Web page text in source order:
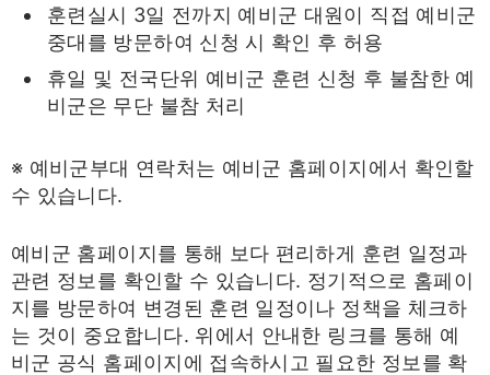
훈련실시 3일 전까지 예비군 대원이 직접 예비군
중대를 방문하여 신청 시 확인 후 허용
휴일 및 전국단위 예비군 훈련 신청 후 불참한 예
비군은 무단 불참 처리
※ 예비군부대 연락처는 예비군 홈페이지에서 확인할
수 있습니다.
예비군 홈페이지를 통해 보다 편리하게 훈련 일정과
관련 정보를 확인할 수 있습니다. 정기적으로 홈페이
지를 방문하여 변경된 훈련 일정이나 정책을 체크하
는 것이 중요합니다. 위에서 안내한 링크를 통해 예
비군 공식 홈페이지에 접속하시고 필요한 정보를 확